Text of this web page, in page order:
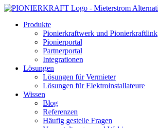
Zum
wechselnProdukte
Pionierkraftwerk und Pionierkraftlink
Pionierportal
Partnerportal
Integrationen
Lösungen
Lösungen für Vermieter
Lösungen für Elektroinstallateure
Wissen
Blog
Referenzen
Häufig gestelle Fragen